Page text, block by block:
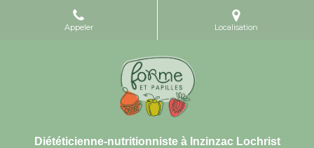
Appeler Localisation
Diététicienne-nutritionniste à Inzinzac Lochrist